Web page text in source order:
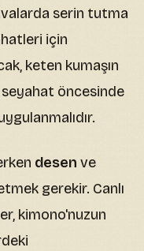
serin tutma
için
keten kumaşın
seyahat öncesinde
desen ve
gerekir. Canlı
kimono'nuzun